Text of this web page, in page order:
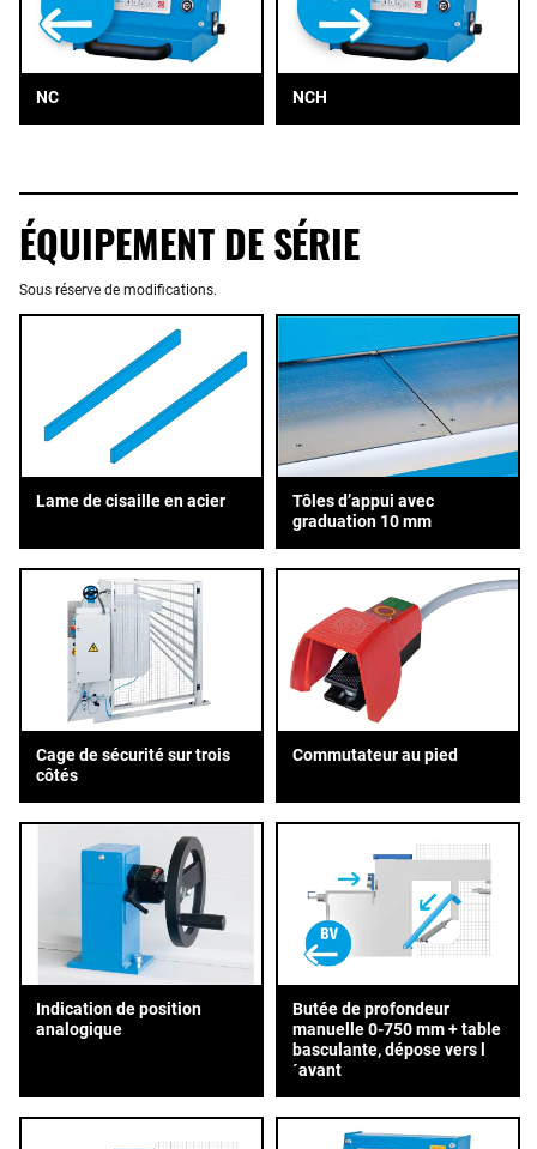
NC NCH
ÉQUIPEMENT DE SÉRIE
Sous réserve de modifications.
Lame de cisaille en acier
Tôles d’appui avec
graduation 10 mm
Cage de sécurité sur trois
côtés
Commutateur au pied
Indication de position
analogique
Butée de profondeur
manuelle 0-750 mm + table
basculante, dépose vers l
´avant